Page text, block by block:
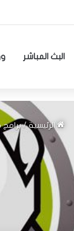
البث المباشر
الرئيسية / برامج